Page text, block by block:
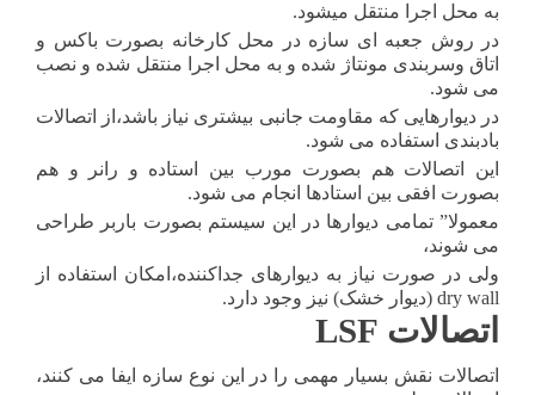
به محل اجرا منتقل میشود.
در روش جعبه ای سازه در محل کارخانه بصورت باکس و
اتاق وسربندی مونتاژ شده و به محل اجرا منتقل شده و نصب
می شود.
در دیوارهایی که مقاومت جانبی بیشتری نیاز باشد،از اتصالات
بادبندی استفاده می شود.
این اتصالات هم بصورت مورب بین استاده و رانر و هم
بصورت افقی بین استادها انجام می شود.
معمولا” تمامی دیوارها در این سیستم بصورت باربر طراحی
می شوند،
ولی در صورت نیاز به دیوارهای جداکننده،امکان استفاده از
dry wall (دیوار خشک) نیز وجود دارد.
اتصالات LSF
اتصالات نقش بسیار مهمی را در این نوع سازه ایفا می کنند،